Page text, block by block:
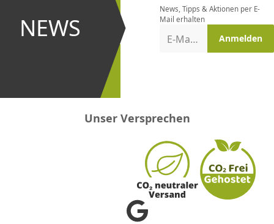
NEWS
und bei
Aktionen
News, Tipps & Aktionen per E-
Mail erhalten
E-Mail-Adresse Anmelden
Unser Versprechen